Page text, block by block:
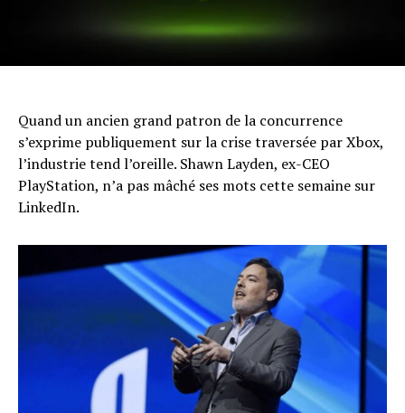
Quand un ancien grand patron de la concurrence
s’exprime publiquement sur la crise traversée par Xbox,
l’industrie tend l’oreille. Shawn Layden, ex-CEO
PlayStation, n’a pas mâché ses mots cette semaine sur
LinkedIn.